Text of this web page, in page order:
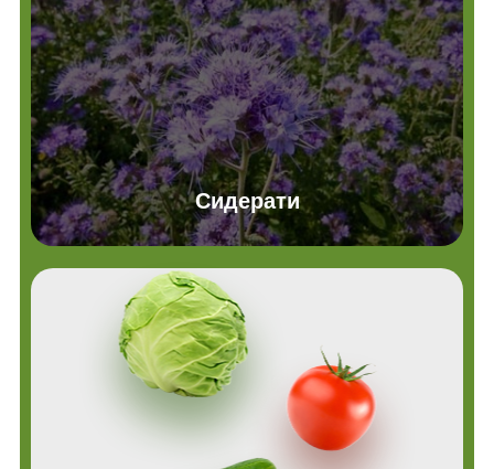
Сидерати